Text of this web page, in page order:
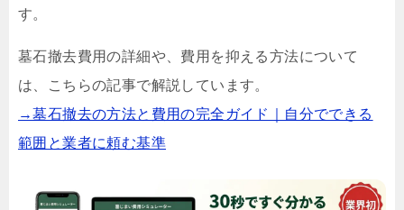
す。
墓石撤去費用の詳細や、費用を抑える方法について
は、こちらの記事で解説しています。
→墓石撤去の方法と費用の完全ガイド｜自分でできる
範囲と業者に頼む基準